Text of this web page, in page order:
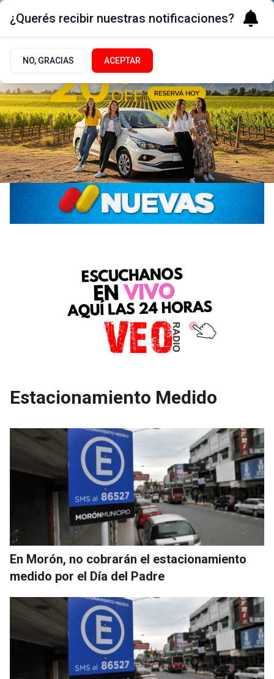
Estacionamiento Medido
En Morón, no cobrarán el estacionamiento
medido por el Día del Padre
¿Querés recibir nuestras notificaciones?
NO, GRACIAS ACEPTAR